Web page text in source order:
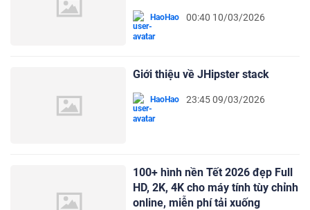
HaoHao 00:40 10/03/2026
Giới thiệu về JHipster stack
HaoHao 23:45 09/03/2026
100+ hình nền Tết 2026 đẹp Full
HD, 2K, 4K cho máy tính tùy chỉnh
online, miễn phí tải xuống